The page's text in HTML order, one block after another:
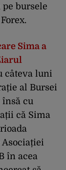
pe bursele
Sima a
câteva luni
al Bursei
însă cu
că Sima
Asociației
în acea